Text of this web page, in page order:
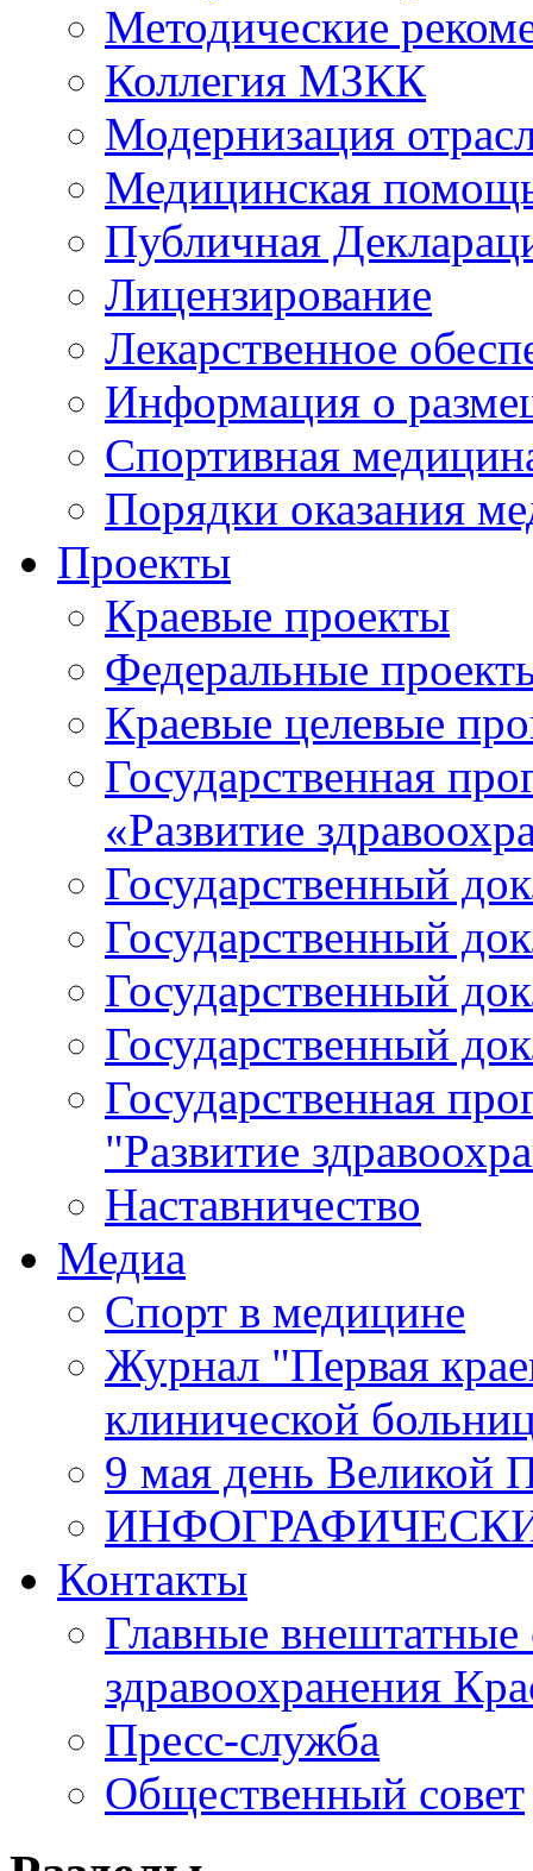
Методические
Коллегия МЗКК
Модернизация
Медицинская
Публичная
Лицензирование
Лекарственное
Информация о
Спортивная
Порядки оказания
Проекты
Краевые проекты
Федеральные
Краевые целевые
Государственная
«Развитие
Государственный
Государственный
Государственный
Государственный
Государственная
"Развитие
Наставничество
Медиа
Спорт в медицине
Журнал "Первая
клинической
9 мая день Великой
Контакты
Главные внештатные
здравоохранения
Пресс-служба
Общественный совет